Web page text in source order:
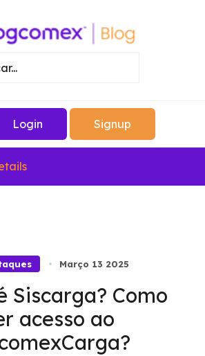
Login Signup
Março 13 2025
Siscarga? Como
acesso ao